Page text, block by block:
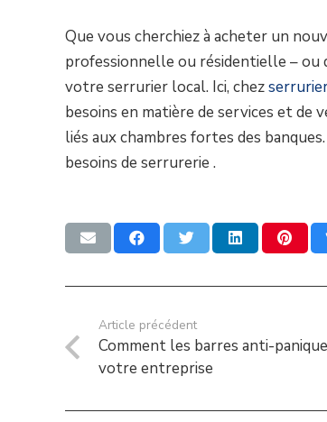
Que vous cherchiez à acheter un
professionnelle ou résidentielle – ou
votre serrurier local. Ici, chez
besoins en matière de services et
liés aux chambres fortes des
besoins de serrurerie .
Article précédent
Comment les barres anti-
votre entreprise